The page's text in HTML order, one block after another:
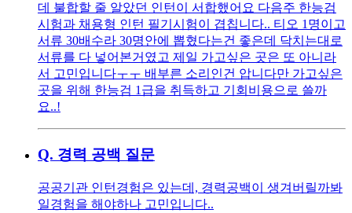
데 불합할 줄 알았던 인턴이 서합했어요 다음주 한능검
시험과 채용형 인턴 필기시험이 겹칩니다.. 티오 1명이고
서류 30배수라 30명안에 뽑혔다는건 좋은데 닥치는대로
서류를 다 넣어본거였고 제일 가고싶은 곳은 또 아니라
서 고민입니다ㅜㅜ 배부른 소리인건 압니다만 가고싶은
곳을 위해 한능검 1급을 취득하고 기회비용으로 쓸까
요..!
Q. 경력 공백 질문
공공기관 인턴경험은 있는데, 경력공백이 생겨버릴까봐
일경험을 해야하나 고민입니다..